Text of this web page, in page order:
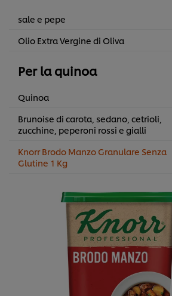
sale e pepe
Olio Extra Vergine di Oliva
Per la quinoa
Quinoa
Brunoise di carota, sedano, cetrioli,
zucchine, peperoni rossi e gialli
Knorr Brodo Manzo Granulare Senza
Glutine 1 Kg